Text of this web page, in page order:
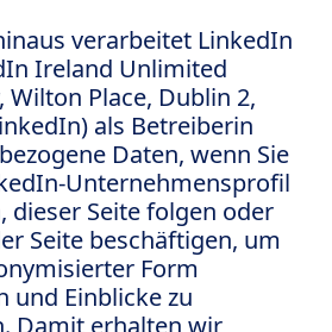
verarbeitet LinkedIn
Ireland Unlimited
Wilton Place, Dublin 2,
als Betreiberin
Daten, wenn Sie
Unternehmensprofil
dieser Seite folgen oder
Seite beschäftigen, um
Form
und Einblicke zu
Damit erhalten wir